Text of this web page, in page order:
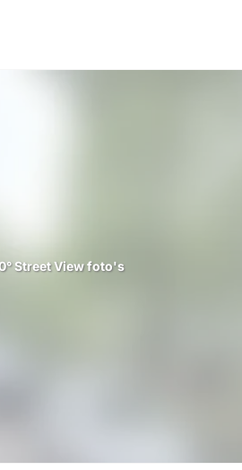
Street View foto's